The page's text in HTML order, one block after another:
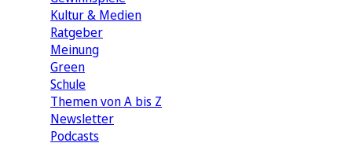
Kultur & Medien
Ratgeber
Meinung
Green
Schule
Themen von A bis Z
Newsletter
Podcasts